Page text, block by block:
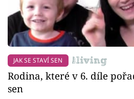
JAK SE STAVÍ SEN
Rodina, které v 6. díle
sen